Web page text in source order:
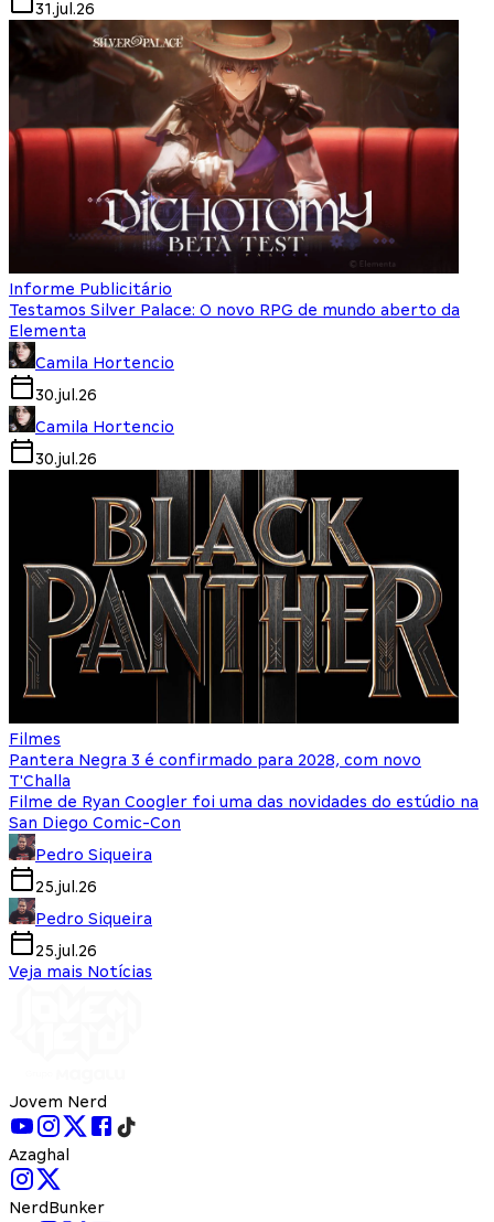
31.jul.26
Informe Publicitário
Testamos Silver Palace: O novo RPG de mundo aberto da
Elementa
Camila Hortencio
30.jul.26
Camila Hortencio
30.jul.26
Filmes
Pantera Negra 3 é confirmado para 2028, com novo
T'Challa
Filme de Ryan Coogler foi uma das novidades do estúdio na
San Diego Comic-Con
Pedro Siqueira
25.jul.26
Pedro Siqueira
25.jul.26
Veja mais Notícias
Jovem Nerd
Azaghal
NerdBunker